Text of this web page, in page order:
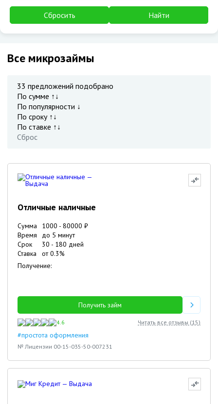
Сбросить Найти
Все микрозаймы
33 предложений подобрано
По сумме ↑↓
По популярности ↓
По сроку ↑↓
По ставке ↑↓
Сброс
Отличные наличные
Сумма 1000 - 80000 ₽
Время
до 5 минут
Срок
30 - 180 дней
Ставка
от0.3%
Получение:
Получить займ
4.6 Читать все отзывы (15)
#простота оформления
№ Лицензии 00-15-035-50-007231